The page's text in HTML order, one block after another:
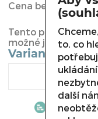
Cena bez DPH:
Tento produkt byl
možné jej u nás
Varianta
to, co
další